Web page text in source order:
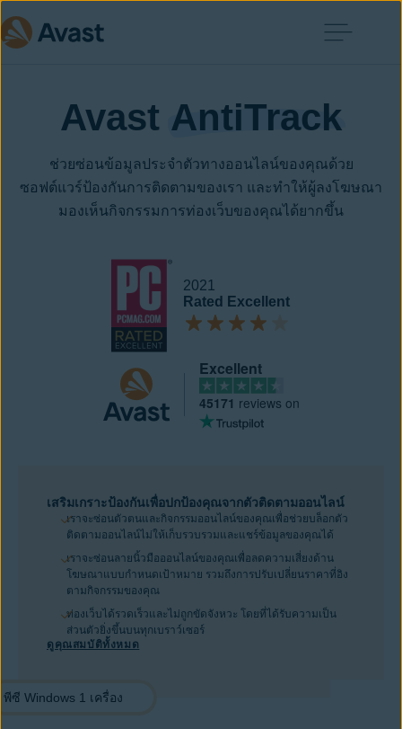
Avast AntiTrack
ช่วยซ่อนข้อมูลประจำตัวทางออนไลน์ของคุณด้วย
ซอฟต์แวร์ป้องกันการติดตามของเรา และทำให้ผู้ลงโฆษณา
มองเห็นกิจกรรมการท่องเว็บของคุณได้ยากขึ้น
2021
Rated Excellent
Excellent
45171 reviews on
เสริมเกราะป้องกันเพื่อปกป้องคุณจากตัวติดตามออนไลน์
เราจะซ่อนตัวตนและกิจกรรมออนไลน์ของคุณเพื่อช่วยบล็อกตัว
ติดตามออนไลน์ไม่ให้เก็บรวบรวมและแชร์ข้อมูลของคุณได้
เราจะซ่อนลายนิ้วมือออนไลน์ของคุณเพื่อลดความเสี่ยงด้าน
โฆษณาแบบกำหนดเป้าหมาย รวมถึงการปรับเปลี่ยนราคาที่อิง
ตามกิจกรรมของคุณ
ท่องเว็บได้รวดเร็วและไม่ถูกขัดจังหวะ โดยที่ได้รับความเป็น
ส่วนตัวยิ่งขึ้นบนทุกเบราว์เซอร์
ดูคุณสมบัติทั้งหมด